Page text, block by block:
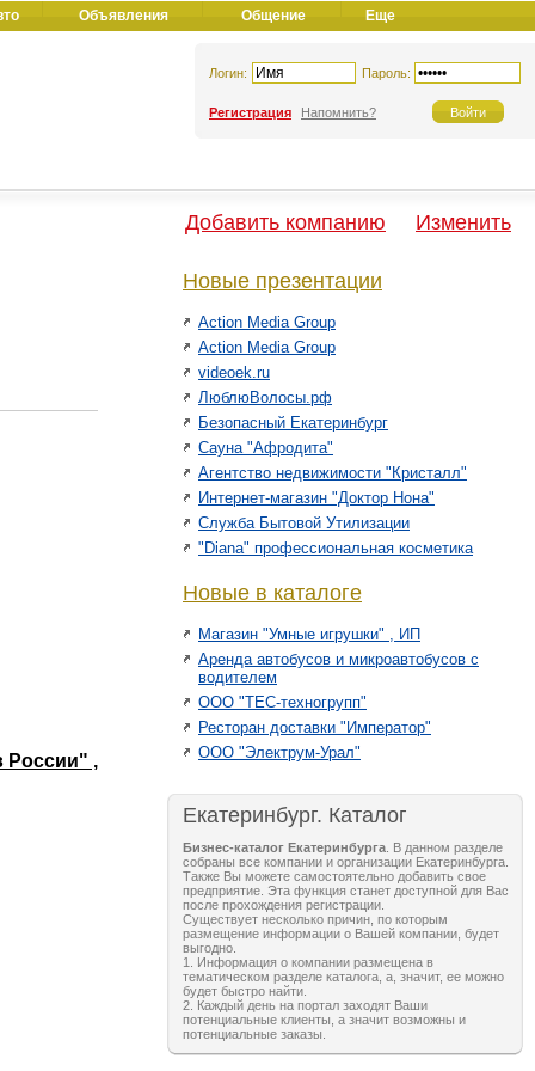
Объявления Общение Еще
Логин: Пароль:
Регистрация Напомнить?
Добавить компанию Изменить
России" ,
Новые презентации
Action Media Group
Action Media Group
videoek.ru
ЛюблюВолосы.рф
Безопасный Екатеринбург
Сауна "Афродита"
Агентство недвижимости "Кристалл"
Интернет-магазин "Доктор Нона"
Служба Бытовой Утилизации
"Diana" профессиональная косметика
Новые в каталоге
Магазин "Умные игрушки" , ИП
Аренда автобусов и микроавтобусов с
водителем
ООО "ТЕС-техногрупп"
Ресторан доставки "Император"
ООО "Электрум-Урал"
Екатеринбург. Каталог
Бизнес-каталог Екатеринбурга . В данном разделе
собраны все компании и организации Екатеринбурга.
Также Вы можете самостоятельно добавить свое
предприятие. Эта функция станет доступной для Вас
после прохождения регистрации.
Существует несколько причин, по которым
размещение информации о Вашей компании, будет
выгодно.
1. Информация о компании размещена в
тематическом разделе каталога, а, значит, ее можно
будет быстро найти.
2. Каждый день на портал заходят Ваши
потенциальные клиенты, а значит возможны и
потенциальные заказы.